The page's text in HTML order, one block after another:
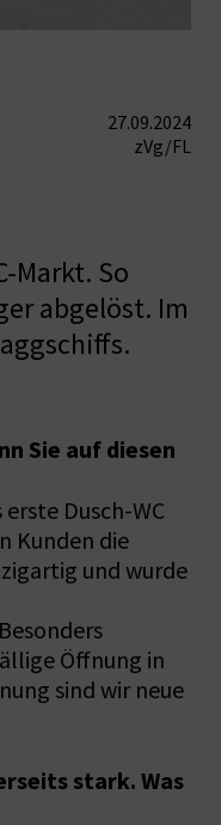
27.09.2024
zVg/FL
Markt. So
abgelöst. Im
Sie auf diesen
Dusch-WC
Kunden die
und wurde
Öffnung in
sind wir neue
stark. Was